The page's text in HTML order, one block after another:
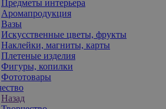
Предметы интерьера
Аромапродукция
Вазы
Искусственные цветы, фрукты
Наклейки, магниты, карты
Плетеные изделия
Фигуры, копилки
Фототовары
Назад